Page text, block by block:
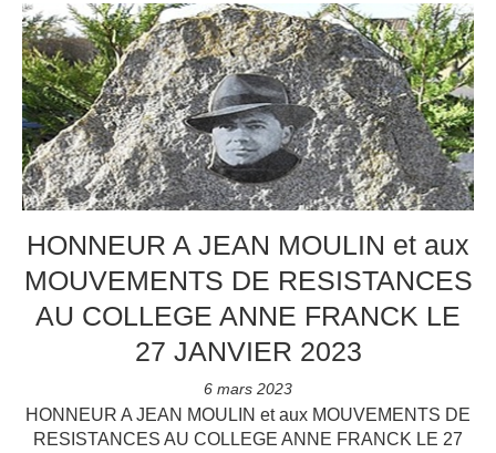
HONNEUR A JEAN MOULIN et aux
MOUVEMENTS DE RESISTANCES
AU COLLEGE ANNE FRANCK LE
27 JANVIER 2023
6 mars 2023
HONNEUR A JEAN MOULIN et aux MOUVEMENTS DE
RESISTANCES AU COLLEGE ANNE FRANCK LE 27